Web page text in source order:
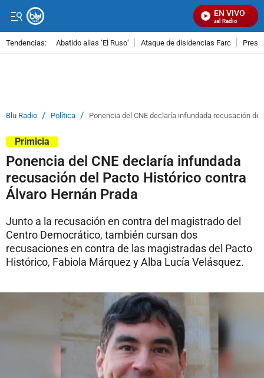
EN VIVO
Señal Visual Radio
Tendencias: Abatido alias ‘El Ruso’ Ataque de disidencias Farc
Blu Radio / Política / Ponencia del CNE declaría infundada recusación
Primicia
Ponencia del CNE declaría infundada
recusación del Pacto Histórico contra
Álvaro Hernán Prada
Junto a la recusación en contra del magistrado del
Centro Democrático, también cursan dos
recusaciones en contra de las magistradas del Pacto
Histórico, Fabiola Márquez y Alba Lucía Velásquez.